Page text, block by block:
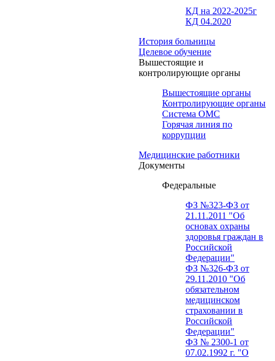
КД на 2022-2025г
КД 04.2020
История больницы
Целевое обучение
Вышестоящие и
контролирующие органы
Вышестоящие органы
Контролирующие органы
Система ОМС
Горячая линия по
коррупции
Медицинские работники
Документы
Федеральные
ФЗ №323-ФЗ от
21.11.2011 "Об
основах охраны
здоровья граждан в
Российской
Федерации"
ФЗ №326-ФЗ от
29.11.2010 "Об
обязательном
медицинском
страховании в
Российской
Федерации"
ФЗ № 2300-1 от
07.02.1992 г. "О